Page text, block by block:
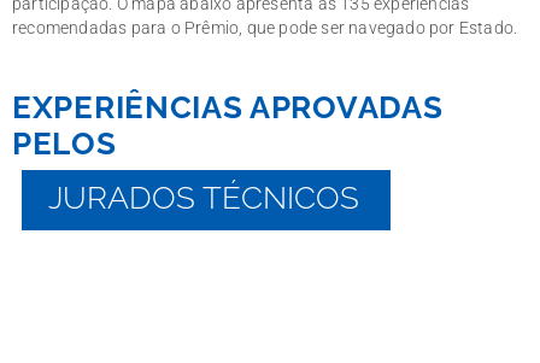
participação. O mapa abaixo apresenta as 135 experiências
recomendadas para o Prêmio, que pode ser navegado por Estado.
EXPERIÊNCIAS APROVADAS
PELOS
JURADOS TÉCNICOS